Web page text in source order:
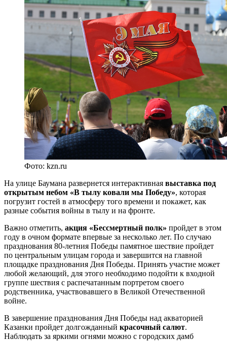
Фото: kzn.ru
На улице Баумана развернется интерактивная выставка под
открытым небом «В тылу ковали мы Победу», которая
погрузит гостей в атмосферу того времени и покажет, как
разные события войны в тылу и на фронте.
Важно отметить, акция «Бессмертный полк» пройдет в этом
году в очном формате впервые за несколько лет. По случаю
празднования 80-летния Победы памятное шествие пройдет
по центральным улицам города и завершится на главной
площадке празднования Дня Победы. Принять участие может
любой желающий, для этого необходимо подойти к входной
группе шествия с распечатанным портретом своего
родственника, участвовавшего в Великой Отечественной
войне.
В завершение празднования Дня Победы над акваторией
Казанки пройдет долгожданный красочный салют.
Наблюдать за яркими огнями можно с городских дамб